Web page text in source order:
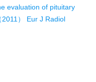
evaluation of pituitary
） Eur J Radiol